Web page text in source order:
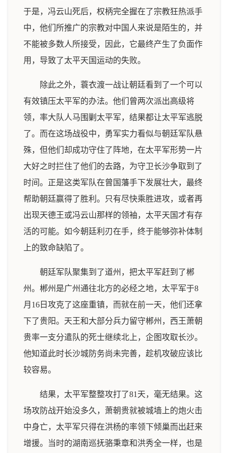
于是，冯云山死后，权柄完全握在了宗教狂热派手
中，他们所推广的宗教对中国人来说是陌生的，并
不能被多数人所接受，因此，它最终产生了负面作
用，导致了太平天国运动的失败。
除此之外，蓑衣渡一战让朝廷看到了一个可以
有效镇压太平军的办法。他们曾两次派出高级将
领，率大队人马围剿太平军，结果都让太平军逃脱
了。而在这场战役中，勇军实力看似与朝廷军队悬
殊，但他们却成功守住了阵地，在太平军形势一片
大好之时拦住了他们的去路，为守卫长沙争取到了
时间。正是这类军队在曾国藩手下发展壮大，最终
帮助朝廷赢得了胜利。只有尽快乘胜进攻，或者再
出现天德王或冯云山那样的领袖，太平天国才有存
活的可能。如今朝廷利刃在手，终于能够弥补体制
上的致命缺陷了。
朝廷军队聚集到了道州，把太平军赶到了郴
州。郴州是广州通往北方的必经之地，太平军于8
月16日攻克了这座重镇，而就在前一天，他们还拿
下了贵阳。天王和大部分兵力留守郴州，西王萧朝
贵率一支分遣队的死士继续北上，企图攻取长沙。
他知道此时长沙城防务尚未完善，趁机攻破应该比
较容易。
结果，太平军整整攻打了81天，毫无结果。这
场攻防战开始没多久，萧朝贵就被城墙上的炮火击
中身亡，太平军只得在洪杨的率领下倾巢而出赶来
增援。当时的湖南巡抚骆秉章和洪秀全一样，也是